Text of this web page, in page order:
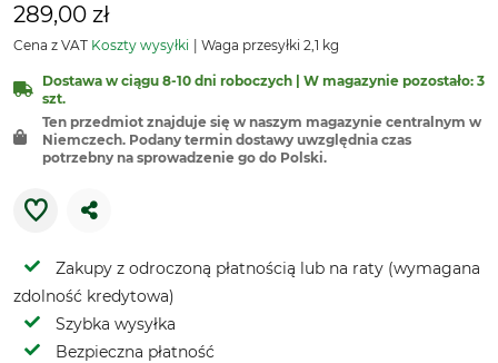
289,00 zł
Cena z VAT Koszty wysyłki Waga przesyłki 2,1 kg
Dostawa w ciągu 8-10 dni roboczych | W magazynie pozostało: 3
szt.
Ten przedmiot znajduje się w naszym magazynie centralnym w
Niemczech. Podany termin dostawy uwzględnia czas
potrzebny na sprowadzenie go do Polski.
Zakupy z odroczoną płatnością lub na raty (wymagana
zdolność kredytowa)
Szybka wysyłka
Bezpieczna płatność